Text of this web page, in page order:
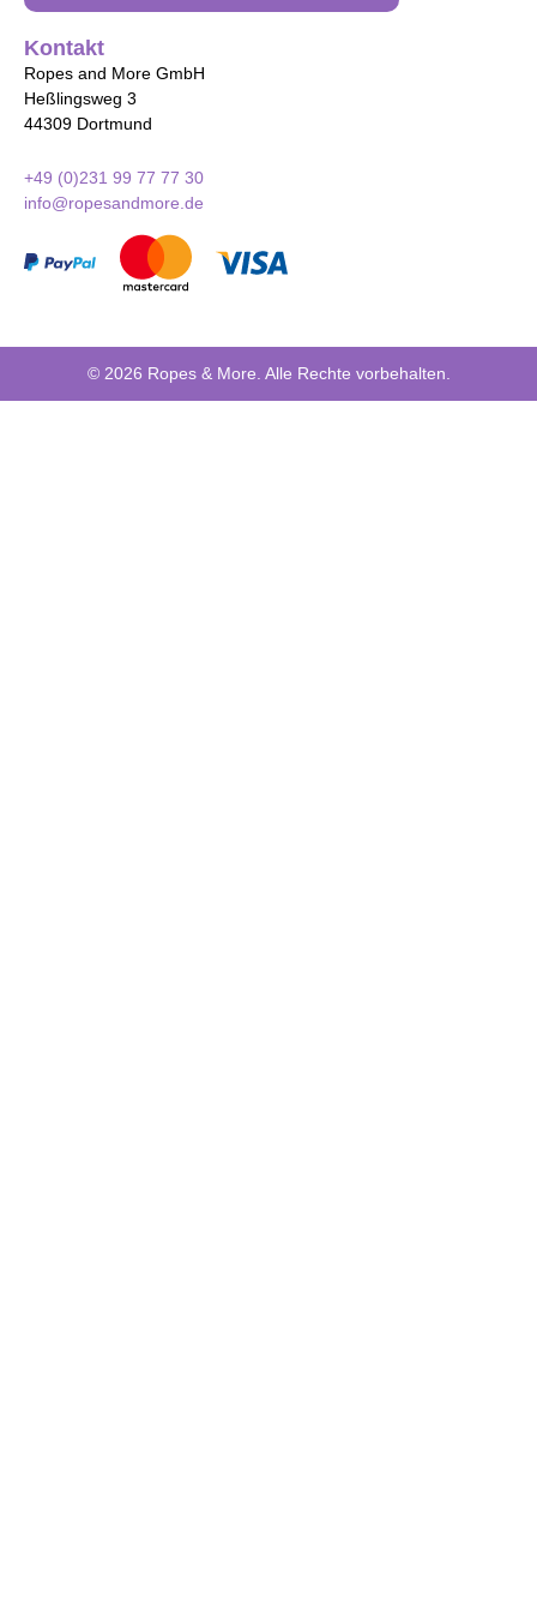
Kontakt
Ropes and More GmbH
Heßlingsweg 3
44309 Dortmund
+49 (0)231 99 77 77 30
info@ropesandmore.de
© 2026 Ropes & More. Alle Rechte vorbehalten.